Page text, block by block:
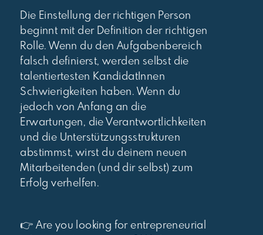
Die Einstellung der richtigen Person
beginnt mit der Definition der richtigen
Rolle. Wenn du den Aufgabenbereich
falsch definierst, werden selbst die
talentiertesten KandidatInnen
Schwierigkeiten haben. Wenn du
jedoch von Anfang an die
Erwartungen, die Verantwortlichkeiten
und die Unterstützungsstrukturen
abstimmst, wirst du deinem neuen
Mitarbeitenden (und dir selbst) zum
Erfolg verhelfen.
👉 Are you looking for entrepreneurial